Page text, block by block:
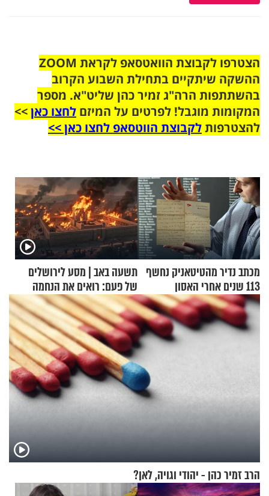
הצטרפו לקבוצת הוואטסאפ לקראת ZOOM
ההשקה שיתקיים בתחילת השבוע הקרוב
בהשתתפות הרה"ג זמיר כהן שליט"א. מספר
המקומות מוגבל! לפרטים על המיזם לחצו כאן>>
להצטרפותלקבוצת הווטסאפ לחצו כאן >>
מכתב נדיר מהטיטאניק נחשף
113 שנים אחרי האסון
תשעה באב | מסע לירושלים
של פעם: רואים את הנחמה
הרב זמיר כהן - יהודי וגויה, לאן?